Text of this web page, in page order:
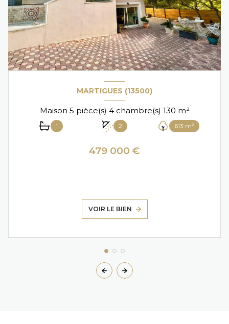
MARTIGUES (13500)
Maison 5 pièce(s) 4 chambre(s) 130 m²
1 2 613 m²
479 000 €
VOIR LE BIEN